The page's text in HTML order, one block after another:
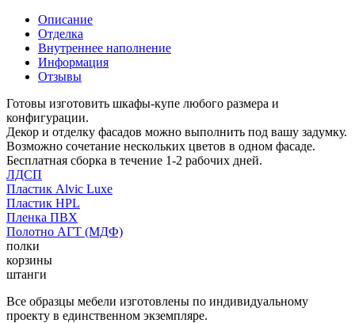
Описание
Отделка
Внутреннее наполнение
Информация
Отзывы
Готовы изготовить шкафы-купе любого размера и
конфигурации.
Декор и отделку фасадов можно выполнить под вашу задумку.
Возможно сочетание нескольких цветов в одном фасаде.
Бесплатная сборка в течение 1-2 рабочих дней.
ЛДСП
Пластик Alvic Luxe
Пластик HPL
Пленка ПВХ
Полотно АГТ (МДФ)
полки
корзины
штанги
Все образцы мебели изготовлены по индивидуальному
проекту в единственном экземпляре.